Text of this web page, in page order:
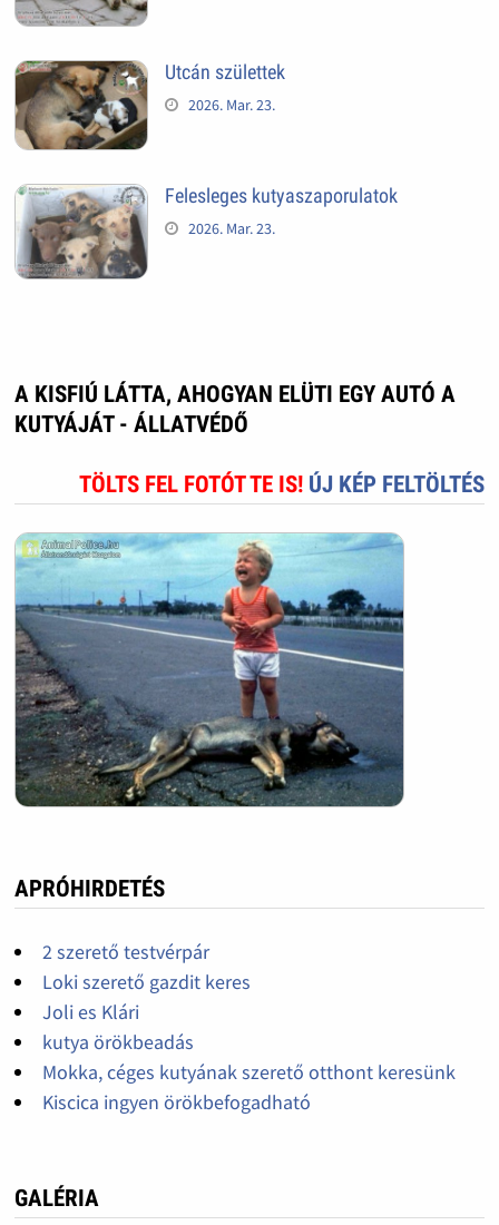
Utcán születtek
2026. Mar. 23.
Felesleges kutyaszaporulatok
2026. Mar. 23.
A KISFIÚ LÁTTA, AHOGYAN ELÜTI EGY AUTÓ A
KUTYÁJÁT - ÁLLATVÉDŐ
TÖLTS FEL FOTÓT TE IS! ÚJ KÉP FELTÖLTÉS
APRÓHIRDETÉS
2 szerető testvérpár
Loki szerető gazdit keres
Joli es Klári
kutya örökbeadás
Mokka, céges kutyának szerető otthont keresünk
Kiscica ingyen örökbefogadható
GALÉRIA